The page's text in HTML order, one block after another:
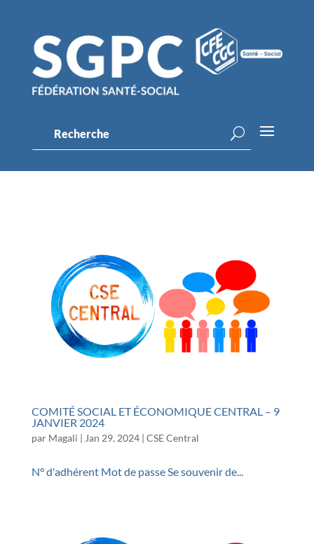
COMITÉ SOCIAL ET ÉCONOMIQUE CENTRAL – 9
JANVIER 2024
par Magali | Jan 29, 2024| CSE Central
N° d'adhérent Mot de passe Se souvenir de...